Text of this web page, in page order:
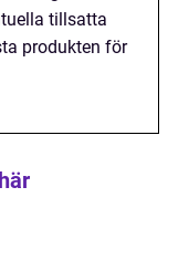
tillsatta
produkten för